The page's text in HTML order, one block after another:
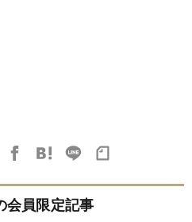
会員限定記事